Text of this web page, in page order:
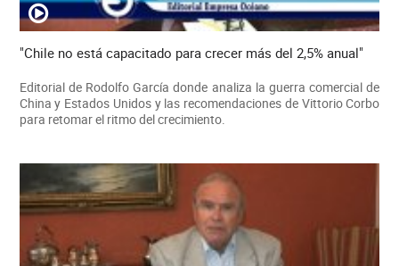
"Chile no está capacitado para crecer más del 2,5% anual"
Editorial de Rodolfo García donde analiza la guerra comercial de
China y Estados Unidos y las recomendaciones de Vittorio Corbo
para retomar el ritmo del crecimiento.